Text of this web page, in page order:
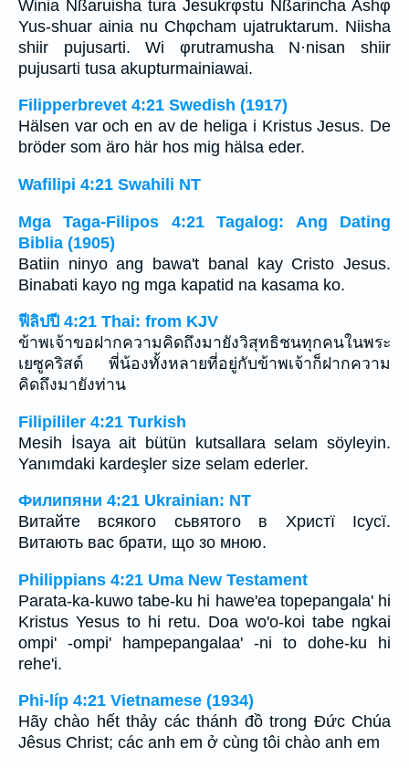
Winia Nßaruisha tura Jesukrφstu Nßarincha Ashφ
Yus-shuar ainia nu Chφcham ujatruktarum. Niisha
shiir pujusarti. Wi φrutramusha N·nisan shiir
pujusarti tusa akupturmainiawai.
Filipperbrevet 4:21 Swedish (1917)
Hälsen var och en av de heliga i Kristus Jesus. De
bröder som äro här hos mig hälsa eder.
Wafilipi 4:21 Swahili NT
Mga Taga-Filipos 4:21 Tagalog: Ang Dating
Biblia (1905)
Batiin ninyo ang bawa't banal kay Cristo Jesus.
Binabati kayo ng mga kapatid na kasama ko.
ฟีลิปปี 4:21 Thai: from KJV
ข้าพเจ้าขอฝากความคิดถึงมายังวิสุทธิชนทุกคนในพระ
เยซูคริสต์ พี่น้องทั้งหลายที่อยู่กับข้าพเจ้าก็ฝากความ
คิดถึงมายังท่าน
Filipililer 4:21 Turkish
Mesih İsaya ait bütün kutsallara selam söyleyin.
Yanımdaki kardeşler size selam ederler.
Филипяни 4:21 Ukrainian: NT
Витайте всякого сьвятого в Христї Ісусї.
Витають вас брати, що зо мною.
Philippians 4:21 Uma New Testament
Parata-ka-kuwo tabe-ku hi hawe'ea topepangala' hi
Kristus Yesus to hi retu. Doa wo'o-koi tabe ngkai
ompi' -ompi' hampepangalaa' -ni to dohe-ku hi
rehe'i.
Phi-líp 4:21 Vietnamese (1934)
Hãy chào hết thảy các thánh đồ trong Ðức Chúa
Jêsus Christ; các anh em ở cùng tôi chào anh em